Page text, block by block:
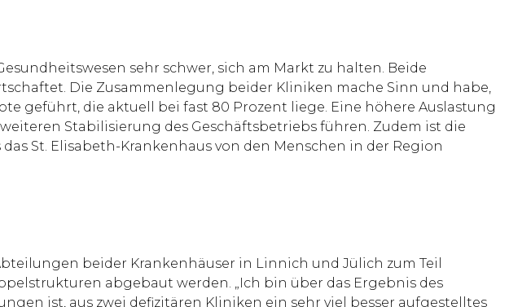
sehr schwer, sich am Markt zu halten. Beide
Die Zusammenlegung beider Kliniken mache Sinn und habe,
geführt, die aktuell bei fast 80 Prozent liege. Eine höhere Auslastung
Stabilisierung des Geschäftsbetriebs führen. Zudem ist die
St. Elisabeth-Krankenhaus von den Menschen in der Region
beider Krankenhäuser in Linnich und Jülich zum Teil
abgebaut werden. „Ich bin über das Ergebnis des
ist, aus zwei defizitären Kliniken ein sehr viel besser aufgestelltes